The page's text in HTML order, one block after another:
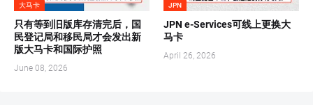
大马卡
只有等到旧版库存清完后，国
民登记局和移民局才会发出新
版大马卡和国际护照
June 08, 2026
JPN
JPN e-Services可线上更换大
马卡
April 26, 2026